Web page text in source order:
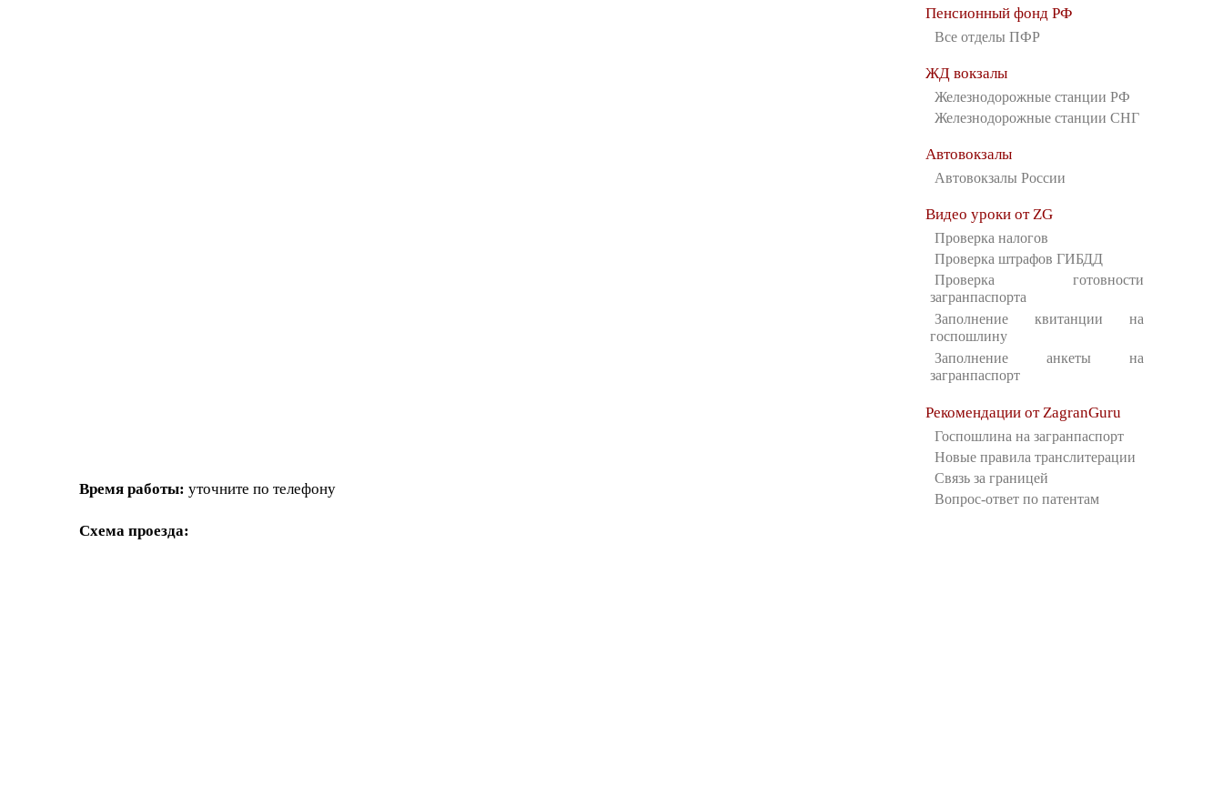
Время работы: уточните по телефону
Схема проезда:
Пенсионный фонд РФ
Все отделы ПФР
ЖД вокзалы
Железнодорожные станции РФ
Железнодорожные станции СНГ
Автовокзалы
Автовокзалы России
Видео уроки от ZG
Проверка налогов
Проверка штрафов ГИБДД
Проверка готовности
загранпаспорта
Заполнение квитанции на
госпошлину
Заполнение анкеты на
загранпаспорт
Рекомендации от ZagranGuru
Госпошлина на загранпаспорт
Новые правила транслитерации
Связь за границей
Вопрос-ответ по патентам